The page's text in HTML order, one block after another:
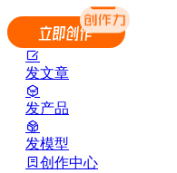
发文章
发产品
发模型
创作中心